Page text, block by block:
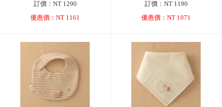
訂價：NT 1290
優惠價：NT 1161
訂價：NT 1190
優惠價：NT 1071